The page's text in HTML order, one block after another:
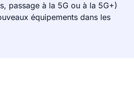
passage à la 5G ou à la 5G+)
équipements dans les